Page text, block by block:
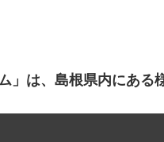
」は、島根県内にある